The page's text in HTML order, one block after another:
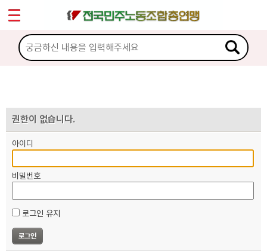
권한이 없습니다.
아이디
비밀번호
로그인 유지
마이페이지
소개
노동상담
자료
부설기관
업무